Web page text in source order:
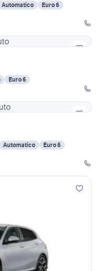
Automatico
Euro 6
Euro 6
Automatico
Euro 6